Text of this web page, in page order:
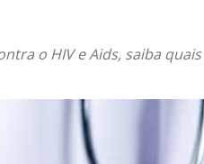
o HIV e Aids, saiba